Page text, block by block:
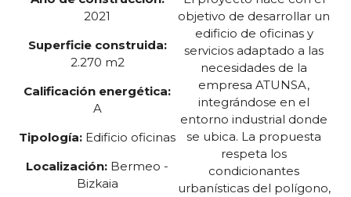
2021
Superficie construida:
2.270 m2
Calificación energética:
A
Tipología: Edificio oficinas
Localización: Bermeo -
Bizkaia
objetivo de desarrollar un
edificio de oficinas y
servicios adaptado a las
necesidades de la
empresa ATUNSA,
integrándose en el
entorno industrial donde
se ubica. La propuesta
respeta los
condicionantes
urbanísticas del polígono,